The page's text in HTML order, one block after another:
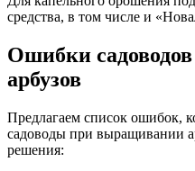
средства, в том числе и
Ошибки
арбузов
Предлагаем список ошибок,
садоводы при выращивании
решения: